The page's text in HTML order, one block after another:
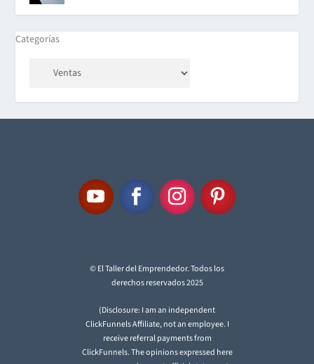
Categorías
© El Taller del Emprendedor. Todos los
derechos reservados 2025
(Disclosure: I am an independent
ClickFunnels Affiliate, not an employee. I
receive referral payments from
ClickFunnels. The opinions expressed here